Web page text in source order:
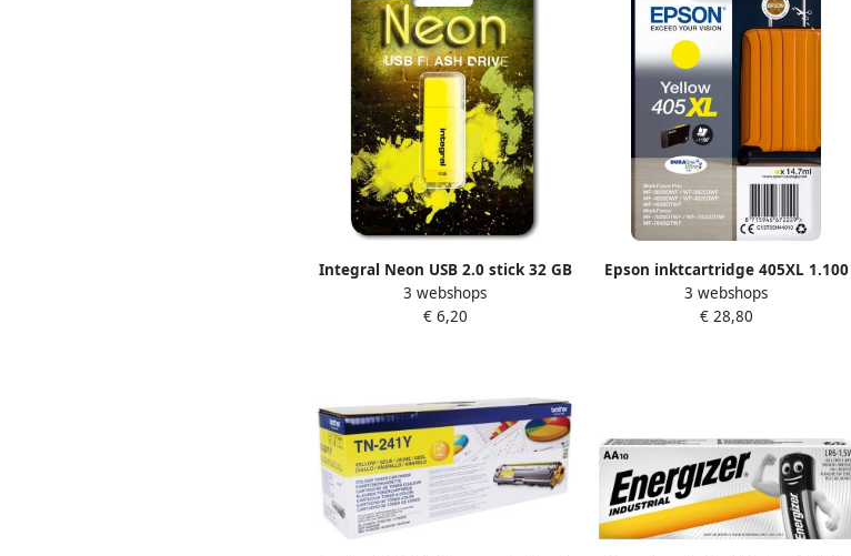
Integral Neon USB 2.0 stick 32 GB
geel
3 webshops
€ 6,20
Epson inktcartridge 405XL 1.100
pagina&apos;s OEM
C13T05H44010 geel
3 webshops
€ 28,80